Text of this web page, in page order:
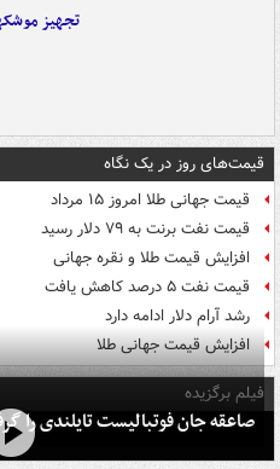
تجهیز
قیمت‌های روز در یک نگاه
قیمت جهانی طلا امروز ۱۵ مرداد
قیمت نفت برنت به ۷۹ دلار رسید
افزایش قیمت طلا و نقره جهانی
قیمت نفت ۵ درصد کاهش یافت
رشد آرام دلار ادامه دارد
افزایش قیمت جهانی طلا
فیلم برگزیده
صاعقه جان فوتبالیست تایلندی را